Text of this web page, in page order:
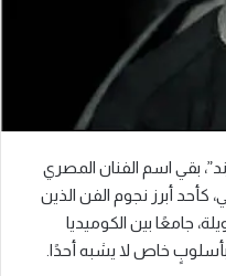
بقي اسم الفنان المصري
كأحد أبرز نجوم الفن الذين
جامعًا بين الكوميديا
بأسلوبٍ خاص لا يشبه أحدًا.